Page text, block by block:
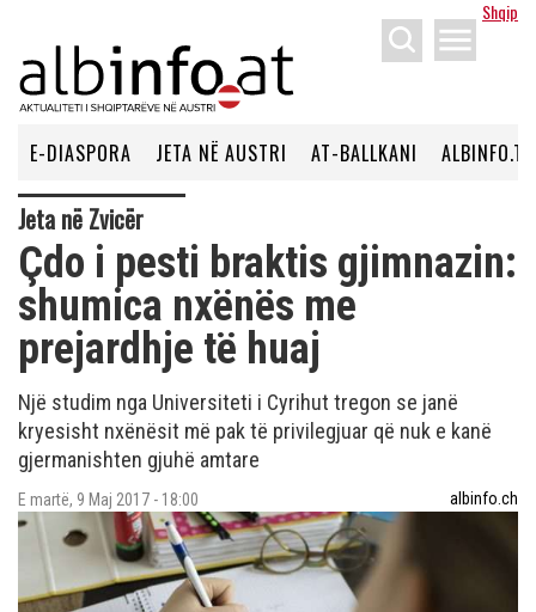
Shqip
menu
E-DIASPORA JETA NË AUSTRI AT-BALLKANI ALBINFO.TV
Jeta në Zvicër
Çdo i pesti braktis gjimnazin:
shumica nxënës me
prejardhje të huaj
Një studim nga Universiteti i Cyrihut tregon se janë
kryesisht nxënësit më pak të privilegjuar që nuk e kanë
gjermanishten gjuhë amtare
E martë, 9 Maj 2017 - 18:00 albinfo.ch